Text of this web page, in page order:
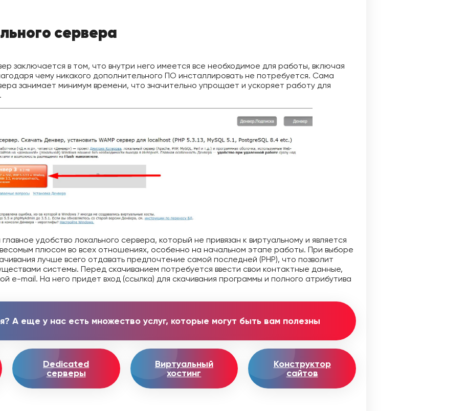
сервера
заключается в том, что внутри него имеется все необходимое для работы, включая
чему никакого дополнительного ПО инсталлировать не потребуется. Сама
занимает минимум времени, что значительно упрощает и ускоряет работу для
удобство локального сервера, который не привязан к виртуальному и является
плюсом во всех отношениях, особенно на начальном этапе работы. При выборе
лучше всего отдавать предпочтение самой последней (PHP), что позволит
системы. Перед скачиванием потребуется ввести свои контактные данные,
e-mail. На него придет вход (ссылка) для скачивания программы и полного атрибутива
А еще у нас есть множество услуг, которые могут быть вам полезны
Dedicated
серверы
Виртуальный
хостинг
Конструктор
сайтов